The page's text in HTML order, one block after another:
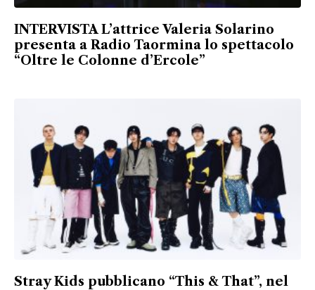
INTERVISTA L’attrice Valeria Solarino
presenta a Radio Taormina lo spettacolo
“Oltre le Colonne d’Ercole”
Stray Kids pubblicano “This & That”, nel